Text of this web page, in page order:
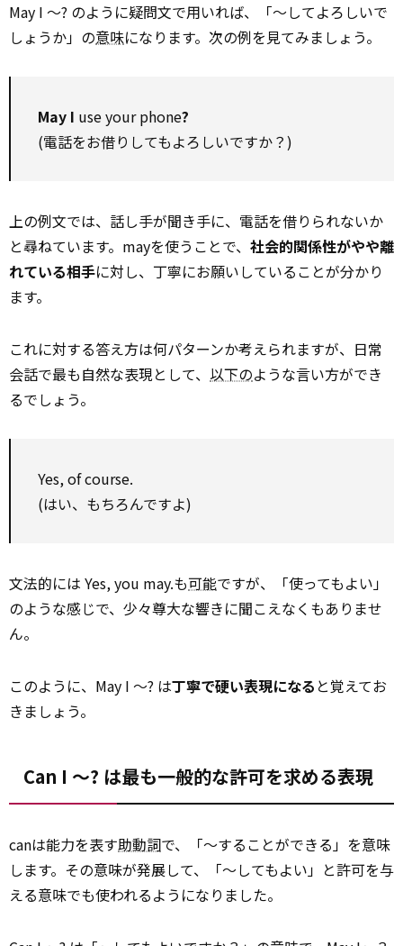
May I ～? のように疑問文で用いれば、「～してよろしいで
しょうか」の意味になります。次の例を見てみましょう。
May I use your phone?
(電話をお借りしてもよろしいですか？)
上の例文では、話し手が聞き手に、電話を借りられないか
と尋ねています。mayを使うことで、 社会的関係性がやや離
れている相手に対し、丁寧にお願いしていることが分かり
ます。
これに対する答え方は何パターンか考えられますが、日常
会話で最も自然な表現として、 以下のような言い方ができ
るでしょう。
Yes, of course.
(はい、もちろんですよ)
文法的には Yes, you may.も可能ですが、「使ってもよい」
のような感じで、少々尊大な響きに聞こえなくもありませ
ん。
このように、May I ～? は丁寧で硬い表現になる と覚えてお
きましょう。
Can I ～? は最も一般的な許可を求める表現
canは能力を表す助動詞で、「～することができる」を意味
します。その意味が発展して、「～してもよい」と許可を与
える意味でも使われるようになりました。